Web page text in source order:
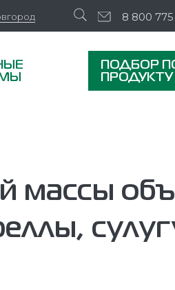
8 800
ПОДБОР
ПРОДУКТУ
массы